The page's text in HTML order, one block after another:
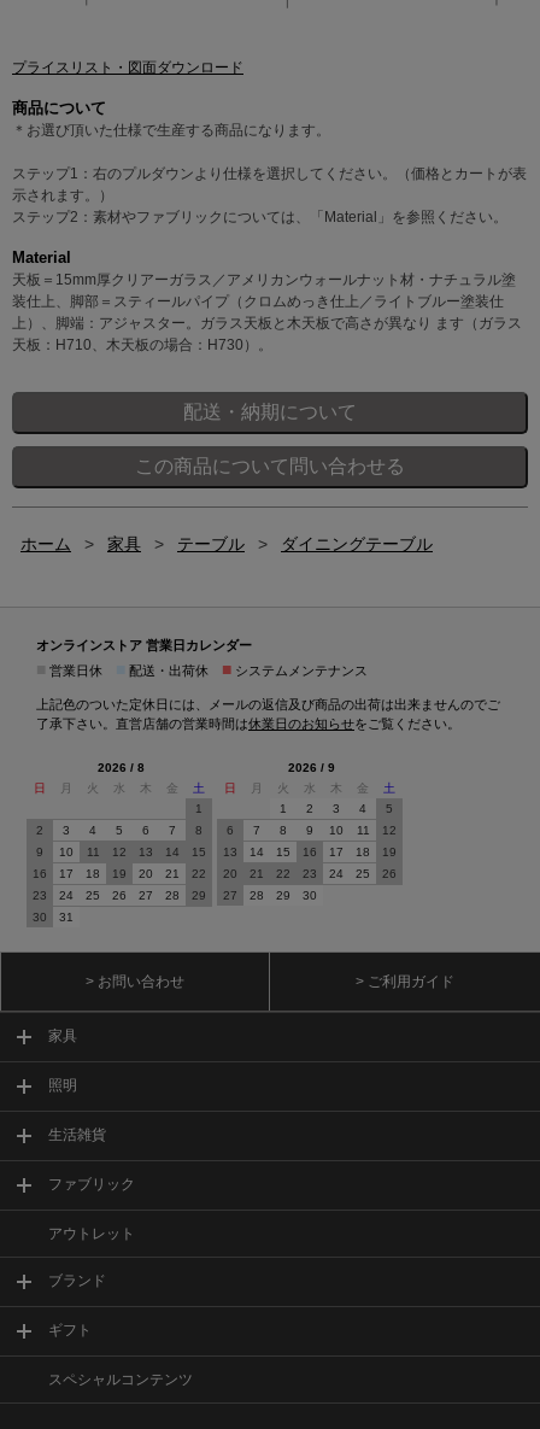
プライスリスト・図面ダウンロード
商品について
＊お選び頂いた仕様で生産する商品になります。
ステップ1：右のプルダウンより仕様を選択してください。（価格とカートが表
示されます。）
ステップ2：素材やファブリックについては、「Material」を参照ください。
Material
天板＝15mm厚クリアーガラス／アメリカンウォールナット材・ナチュラル塗
装仕上、脚部＝スティールパイプ（クロムめっき仕上／ライトブルー塗装仕
上）、脚端：アジャスター。ガラス天板と木天板で高さが異なり ます（ガラス
天板：H710、木天板の場合：H730）。
ホーム > 家具 > テーブル > ダイニングテーブル
オンラインストア 営業日カレンダー
営業日休 配送・出荷休 ■ システムメンテナンス
上記色のついた定休日には、メールの返信及び商品の出荷は出来ませんのでご
了承下さい。直営店舗の営業時間は休業日のお知らせをご覧ください。
2026 / 8
日
月 火 水 木 金
土
1
2
3 4 5 6 7
8
9
10 11 12 13 14
15
16
17 18 19 20 21
22
23
24 25 26 27 28
29
30
31
2026 / 9
日
月 火 水 木 金
土
1
2 3 4
5
6
7 8 9 10 11
12
13
14 15 16 17 18
19
20
21 22 23 24 25
26
27
28 29 30
> お問い合わせ > ご利用ガイド
家具
照明
生活雑貨
ファブリック
アウトレット
ブランド
ギフト
スペシャルコンテンツ